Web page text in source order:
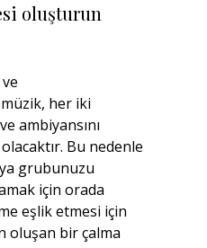
oluşturun
her iki
ambiyansını
Bu nedenle
grubunuzu
için orada
eşlik etmesi için
oluşan bir çalma